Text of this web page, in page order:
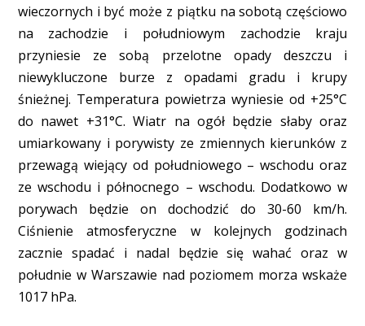
wieczornych i być może z piątku na sobotą częściowo
na zachodzie i południowym zachodzie kraju
przyniesie ze sobą przelotne opady deszczu i
niewykluczone burze z opadami gradu i krupy
śnieżnej. Temperatura powietrza wyniesie od +25°C
do nawet +31°C. Wiatr na ogół będzie słaby oraz
umiarkowany i porywisty ze zmiennych kierunków z
przewagą wiejący od południowego – wschodu oraz
ze wschodu i północnego – wschodu. Dodatkowo w
porywach będzie on dochodzić do 30-60 km/h.
Ciśnienie atmosferyczne w kolejnych godzinach
zacznie spadać i nadal będzie się wahać oraz w
południe w Warszawie nad poziomem morza wskaże
1017 hPa.